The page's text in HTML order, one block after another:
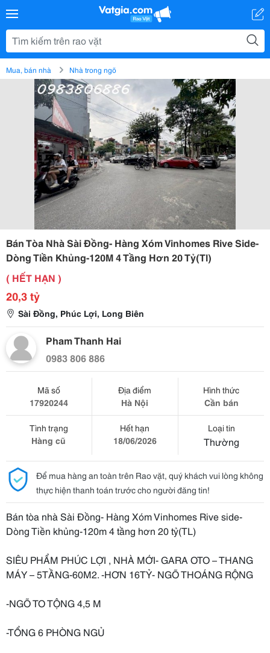
Mua, bán nhà Nhà trong ngõ
Bán Tòa Nhà Sài Đồng- Hàng Xóm Vinhomes Rive Side-
Dòng Tiền Khủng-120M 4 Tầng Hơn 20 Tỷ(Tl)
( HẾT HẠN )
20,3 tỷ
Sài Đồng, Phúc Lợi, Long Biên
Pham Thanh Hai
0983 806 886
Mã số
17920244
Địa điểm
Hà Nội
Hình thức
Cần bán
Tình trạng
Hàng cũ
Hết hạn
18/06/2026
Loại tin
Thường
Để mua hàng an toàn trên Rao vặt, quý khách vui lòng không
thực hiện thanh toán trước cho người đăng tin!
Bán tòa nhà Sài Đồng- Hàng Xóm Vinhomes Rive side-
Dòng Tiền khủng-120m 4 tầng hơn 20 tỷ(TL)
SIÊU PHẨM PHÚC LỢI , NHÀ MỚI- GARA OTO – THANG
MÁY – 5TẦNG-60M2. -HƠN 16TỶ- NGÕ THOÁNG RỘNG
-NGÕ TO TỘNG 4,5 M
-TỔNG 6 PHÒNG NGỦ